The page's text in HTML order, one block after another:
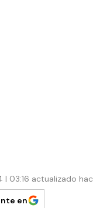
03:16 actualizado
en